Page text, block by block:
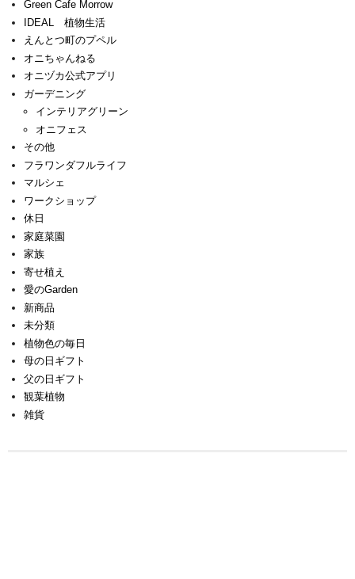
Green Cafe Morrow
IDEAL 植物生活
えんとつ町のプペル
オニちゃんねる
オニヅカ公式アプリ
ガーデニング
インテリアグリーン
オニフェス
その他
フラワンダフルライフ
マルシェ
ワークショップ
休日
家庭菜園
家族
寄せ植え
愛のGarden
新商品
未分類
植物色の毎日
母の日ギフト
父の日ギフト
観葉植物
雑貨